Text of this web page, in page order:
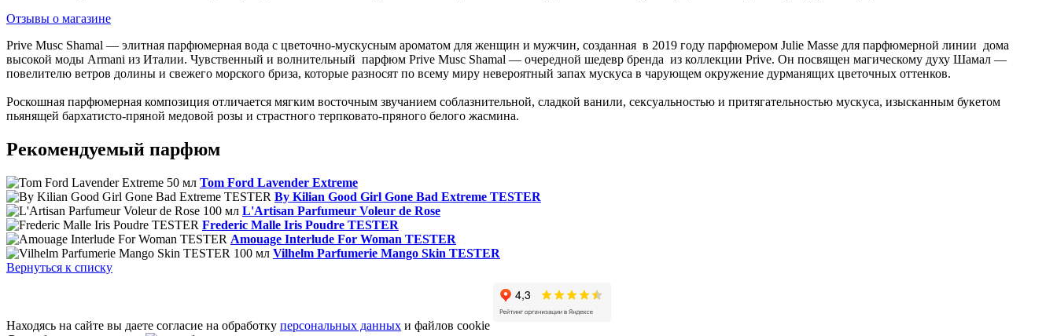
Отзывы о магазине
Prive Musc Shamal — элитная парфюмерная вода с цветочно-мускусным ароматом для женщин и мужчин, созданная в 2019 году парфюмером Julie Masse для парфюмерной линии дома
высокой моды Armani из Италии. Чувственный и волнительный парфюм Prive Musc Shamal — очередной шедевр бренда из коллекции Prive. Он посвящен магическому духу Шамал —
повелителю ветров долины и свежего морского бриза, которые разносят по всему миру невероятный запах мускуса в чарующем окружение дурманящих цветочных оттенков.
Роскошная парфюмерная композиция отличается мягким восточным звучанием соблазнительной, сладкой ванили, сексуальностью и притягательностью мускуса, изысканным букетом
пьянящей бархатисто-пряной медовой розы и страстного терпковато-пряного белого жасмина.
Рекомендуемый парфюм
Tom Ford Lavender Extreme
By Kilian Good Girl Gone Bad Extreme TESTER
L'Artisan Parfumeur Voleur de Rose
Frederic Malle Iris Poudre TESTER
Amouage Interlude For Woman TESTER
Vilhelm Parfumerie Mango Skin TESTER
Вернуться к списку
Находясь на сайте вы даете согласие на обработку персональных данных и файлов cookie